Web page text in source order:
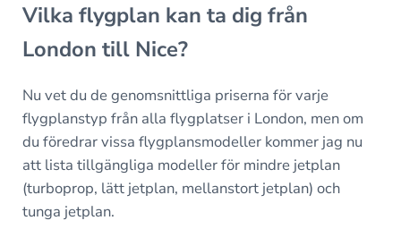
Vilka flygplan kan ta dig från
London till Nice?
Nu vet du de genomsnittliga priserna för varje
flygplanstyp från alla flygplatser i London, men om
du föredrar vissa flygplansmodeller kommer jag nu
att lista tillgängliga modeller för mindre jetplan
(turboprop, lätt jetplan, mellanstort jetplan) och
tunga jetplan.